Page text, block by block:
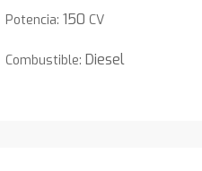
Potencia:150 CV
Combustible:Diesel